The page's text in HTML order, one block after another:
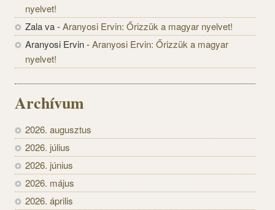
nyelvet!
Zala va-Aranyosi Ervin: Őrizzük a magyar nyelvet!
Aranyosi Ervin-Aranyosi Ervin: Őrizzük a magyar
nyelvet!
Archívum
2026. augusztus
2026. július
2026. június
2026. május
2026. április